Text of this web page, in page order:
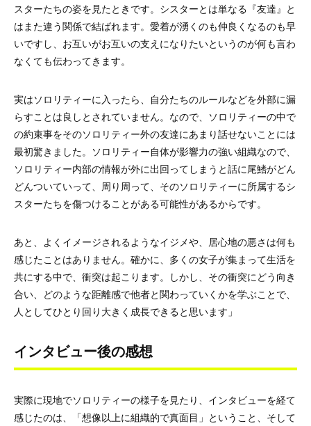
スターたちの姿を見たときです。シスターとは単なる『友達』と
はまた違う関係で結ばれます。愛着が湧くのも仲良くなるのも早
いですし、お互いがお互いの支えになりたいというのが何も言わ
なくても伝わってきます。
実はソロリティーに入ったら、自分たちのルールなどを外部に漏
らすことは良しとされていません。なので、ソロリティーの中で
の約束事をそのソロリティー外の友達にあまり話せないことには
最初驚きました。ソロリティー自体が影響力の強い組織なので、
ソロリティー内部の情報が外に出回ってしまうと話に尾鰭がどん
どんついていって、周り周って、そのソロリティーに所属するシ
スターたちを傷つけることがある可能性があるからです。
あと、よくイメージされるようなイジメや、居心地の悪さは何も
感じたことはありません。確かに、多くの女子が集まって生活を
共にする中で、衝突は起こります。しかし、その衝突にどう向き
合い、どのような距離感で他者と関わっていくかを学ぶことで、
人としてひとり回り大きく成長できると思います」
インタビュー後の感想
実際に現地でソロリティーの様子を見たり、インタビューを経て
感じたのは、「想像以上に組織的で真面目」ということ、そして